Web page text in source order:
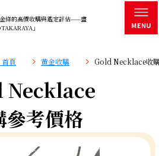
條的高價收購與鑑定評估——盡
」
頁 黄金收購 Gold Necklace收
Necklace
參考價格